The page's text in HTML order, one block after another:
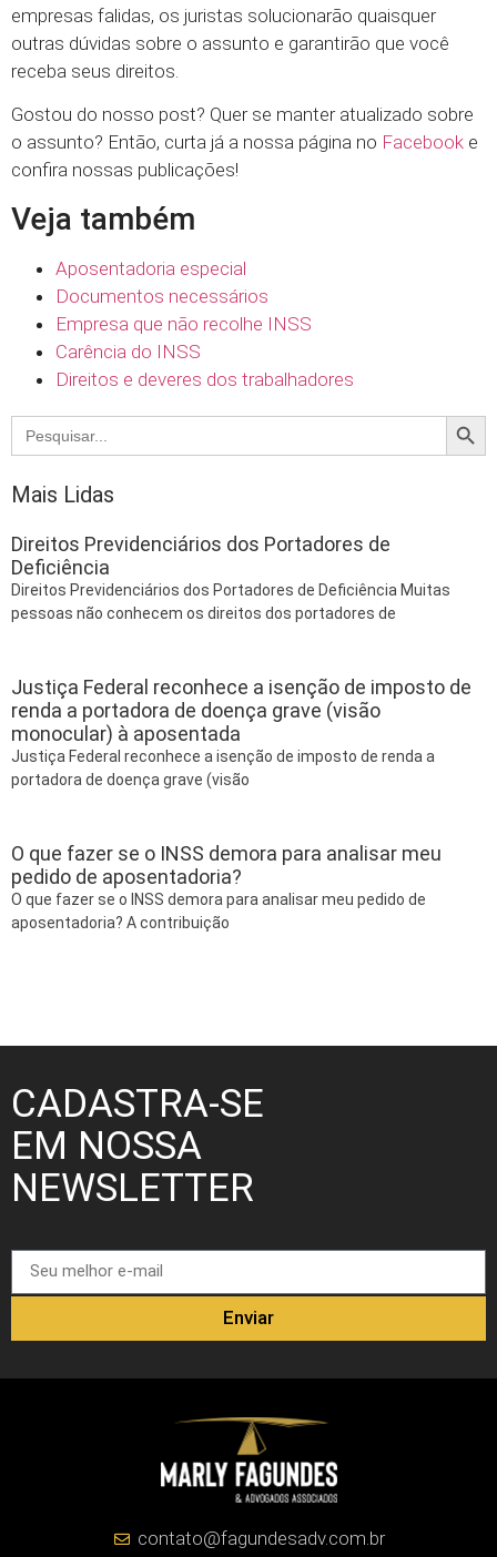
empresas falidas, os juristas solucionarão quaisquer
outras dúvidas sobre o assunto e garantirão que você
receba seus direitos.
Gostou do nosso post? Quer se manter atualizado sobre
o assunto? Então, curta já a nossa página no Facebook e
confira nossas publicações!
Veja também
Aposentadoria especial
Documentos necessários
Empresa que não recolhe INSS
Carência do INSS
Direitos e deveres dos trabalhadores
Search
for:
Mais Lidas
Direitos Previdenciários dos Portadores de
Deficiência
Direitos Previdenciários dos Portadores de Deficiência Muitas
pessoas não conhecem os direitos dos portadores de
Justiça Federal reconhece a isenção de imposto de
renda a portadora de doença grave (visão
monocular) à aposentada
Justiça Federal reconhece a isenção de imposto de renda a
portadora de doença grave (visão
O que fazer se o INSS demora para analisar meu
pedido de aposentadoria?
O que fazer se o INSS demora para analisar meu pedido de
aposentadoria? A contribuição
CADASTRA-SE
EM NOSSA
NEWSLETTER
Enviar
contato@fagundesadv.com.br